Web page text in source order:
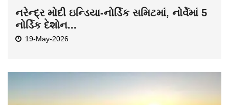
નરેન્દ્ર મોદી ઇન્ડિયા-નોર્ડિક સમિટમાં, નોર્વેમાં 5
નોર્ડિક દેશોન...
19-May-2026